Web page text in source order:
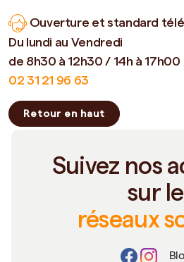
Ouverture et standard
Du lundi au Vendredi
de 8h30 à 12h30 / 14h à 17h00
02 31 21 96 63
Retour en haut
Suivez nos
sur
réseaux